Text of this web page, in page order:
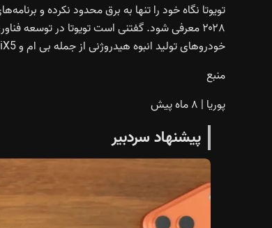
تویوتا نگاه خود را تنها به برق محدود نکرده و
۲۰۲۸ معرفی شود. گفتنی است تویوتا در
خودروهای تولید انبوه هیدروژنی از جمله بی ام و iX5 هیدروژنی در همان سال است.
منبع
پوریا | ۸ ماه پیش
پیشنهاد سردبیر